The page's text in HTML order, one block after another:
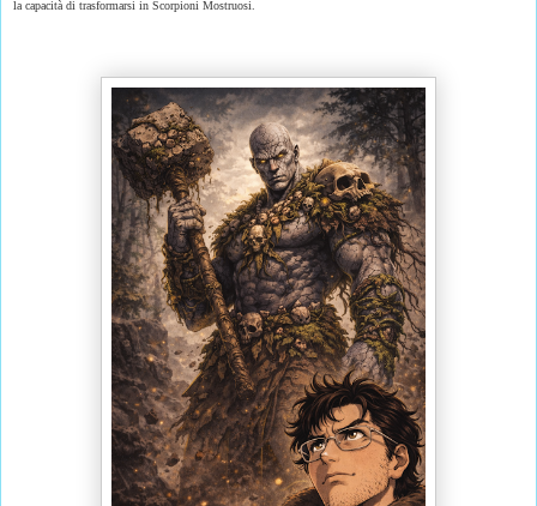
la capacità di trasformarsi in Scorpioni Mostruosi.